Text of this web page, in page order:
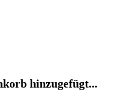
hinzugefügt...